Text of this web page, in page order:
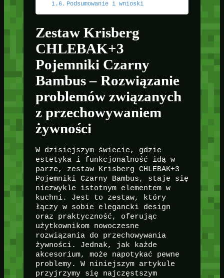
Podsumowanie i wnioski
Zestaw Krisberg
CHLEBAK+3
Pojemniki Czarny
Bambus – Rozwiązanie
problemów związanych
z przechowywaniem
żywności
W dzisiejszym świecie, gdzie
estetyka i funkcjonalność idą w
parze, zestaw Krisberg CHLEBAK+3
Pojemniki Czarny Bambus, staje się
niezwykle istotnym elementem w
kuchni. Jest to zestaw, który
łączy w sobie elegancki design
oraz praktyczność, oferując
użytkownikom nowoczesne
rozwiązania do przechowywania
żywności. Jednak, jak każde
akcesorium, może napotykać pewne
problemy. W niniejszym artykule
przyjrzymy się najczęstszym